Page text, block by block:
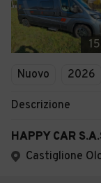
15
Nuovo 2026
Descrizione
HAPPY CAR
Castiglione